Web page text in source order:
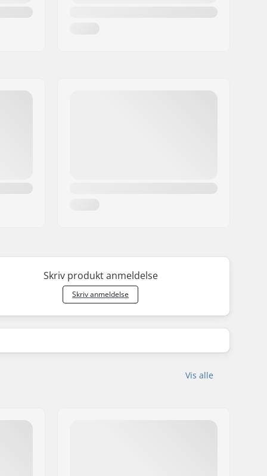
Skriv produkt anmeldelse
Skriv anmeldelse
Vis alle